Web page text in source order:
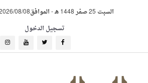
السبت 25 صفر 1448 هـ -الموافق2026/08/08م
تسجيل الدخول